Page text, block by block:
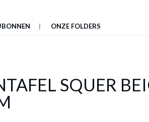
ONZE FOLDERS
SQUER